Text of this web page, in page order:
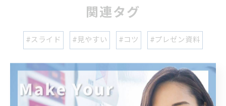
関連タグ
#スライド #見やすい #コツ #プレゼン資料
カテゴリー CATEGORIES